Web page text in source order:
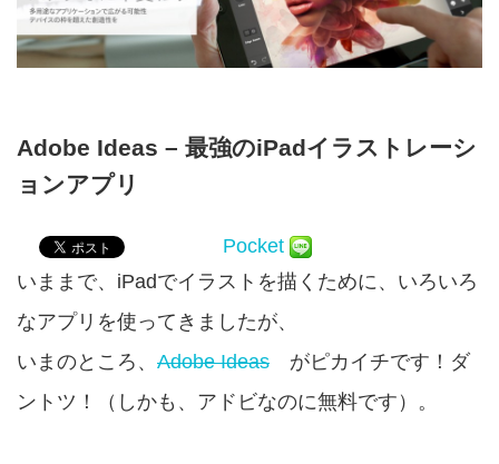
Adobe Ideas – 最強のiPadイラストレーシ
ョンアプリ
Pocket
いままで、iPadでイラストを描くために、いろいろ
なアプリを使ってきましたが、
いまのところ、 Adobe Ideas がピカイチです！ダ
ントツ！（しかも、アドビなのに無料です）。